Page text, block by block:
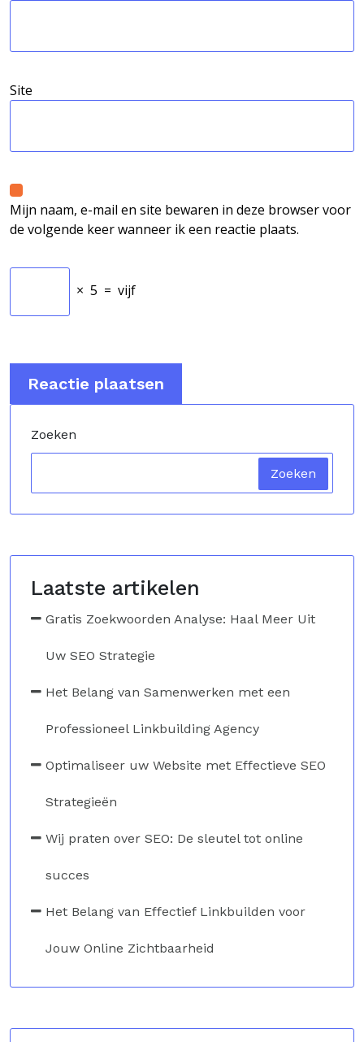
Site
Mijn naam, e-mail en site bewaren in deze browser voor
de volgende keer wanneer ik een reactie plaats.
× 5 = vijf
Zoeken
Zoeken
Laatste artikelen
Gratis Zoekwoorden Analyse: Haal Meer Uit
Uw SEO Strategie
Het Belang van Samenwerken met een
Professioneel Linkbuilding Agency
Optimaliseer uw Website met Effectieve SEO
Strategieën
Wij praten over SEO: De sleutel tot online
succes
Het Belang van Effectief Linkbuilden voor
Jouw Online Zichtbaarheid